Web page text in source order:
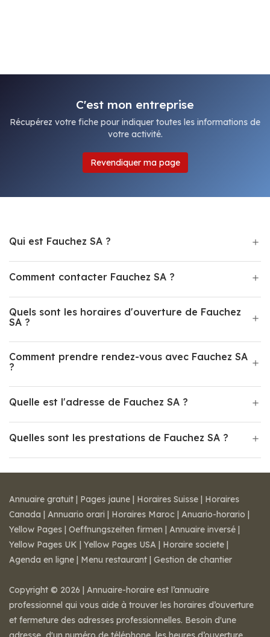
C'est mon entreprise
Récupérez votre fiche pour indiquer toutes les informations de
votre activité.
Revendiquer ma page
Qui est Fauchez SA ?
Comment contacter Fauchez SA ?
Quels sont les horaires d'ouverture de Fauchez
SA ?
Comment prendre rendez-vous avec Fauchez SA
?
Quelle est l'adresse de Fauchez SA ?
Quelles sont les prestations de Fauchez SA ?
Annuaire gratuit | Pages jaune | Horaires Suisse | Horaires
Canada | Annuario orari | Horaires Maroc | Anuario-horario |
Yellow Pages | Oeffnungszeiten firmen | Annuaire inversé |
Yellow Pages UK | Yellow Pages USA | Horaire societe |
Agenda en ligne | Menu restaurant | Gestion de chantier
Copyright © 2026 | Annuaire-horaire est l’annuaire
professionnel qui vous aide à trouver les horaires d’ouverture
et fermeture des adresses professionnelles. Besoin d'une